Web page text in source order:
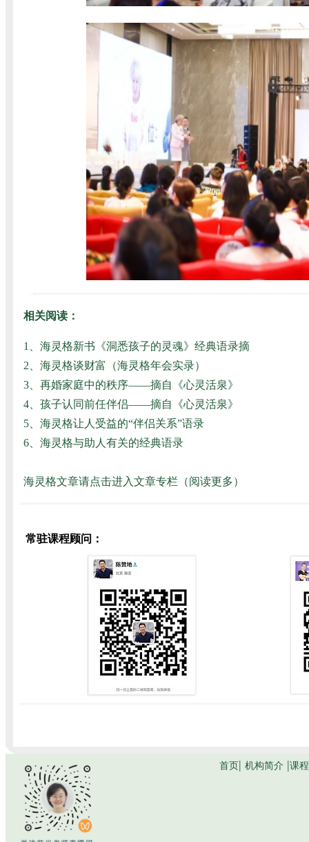
相关阅读：
1、 海灵格新书《洞悉孩子的灵魂》经典语录摘
2、 海灵格谈财富（海灵格年会实录）
3、 再婚家庭中的秩序——摘自《心灵活泉》
4、 孩子认同前任伴侣——摘自《心灵活泉》
5、 海灵格让人受益的“伴侣关系”语录
6、 海灵格与助人有关的经典语录
海灵格文章请点击进入文章专栏（阅读更多）
常驻课程顾问：